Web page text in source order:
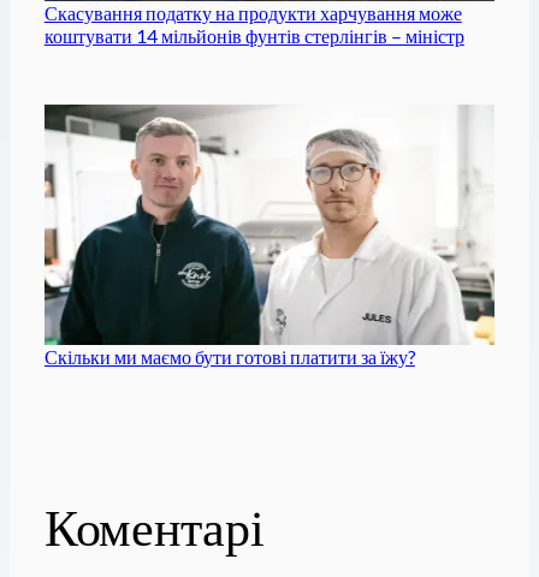
Скасування податку на продукти харчування може
коштувати 14 мільйонів фунтів стерлінгів – міністр
Скільки ми маємо бути готові платити за їжу?
Коментарі